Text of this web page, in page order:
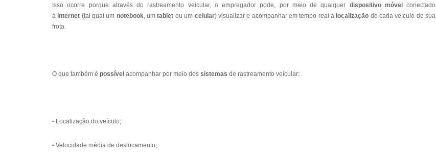
Isso ocorre porque através do rastreamento veicular, o empregador pode, por meio de qualquer dispositivo móvel conectado
à internet (tal qual um notebook, umtablet ou um celular) visualizar e acompanhar em tempo real a localização de cada veículo de sua
frota.
O que também é possível acompanhar por meio dos sistemas de rastreamento veicular:
- Localização do veículo;
- Velocidade média de deslocamento;